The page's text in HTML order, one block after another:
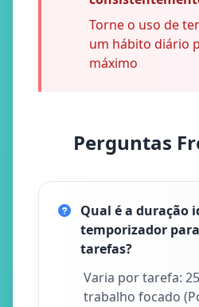
Torne o uso de
um hábito diário
máximo
Perguntas
Qual é a duração
temporizador
tarefas?
Varia por tarefa:
trabalho focado